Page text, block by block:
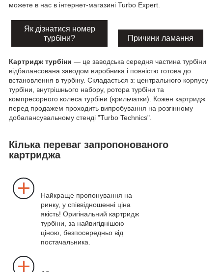
можете в нас в інтернет-магазині Turbo Expert.
Як дізнатися номер
турбіни?
Причини ламання
Картридж турбіни — це заводська середня частина турбіни
відбалансована заводом виробника і повністю готова до
встановлення в турбіну. Складається з: центрального корпусу
турбіни, внутрішнього набору, ротора турбіни та
компресорного колеса турбіни (крильчатки). Кожен картридж
перед продажем проходить випробування на розгінному
добалансувальному стенді "Turbo Technics".
Кілька переваг запропонованого
картриджа
Найкраще пропонування на
ринку, у співвідношенні ціна
якість! Оригінальний картридж
турбіни, за найвигіднішою
ціною, безпосередньо від
постачальника.